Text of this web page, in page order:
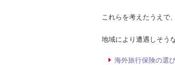
これらを考えたうえで
地域により遭遇しそう
海外旅行保険の選